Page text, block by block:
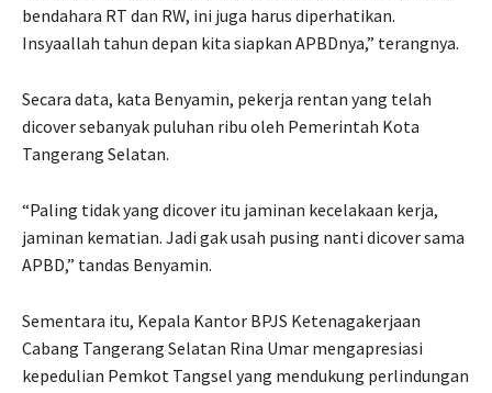
bendahara RT dan RW, ini juga harus diperhatikan.
Insyaallah tahun depan kita siapkan APBDnya,” terangnya.
Secara data, kata Benyamin, pekerja rentan yang telah
dicover sebanyak puluhan ribu oleh Pemerintah Kota
Tangerang Selatan.
“Paling tidak yang dicover itu jaminan kecelakaan kerja,
jaminan kematian. Jadi gak usah pusing nanti dicover sama
APBD,” tandas Benyamin.
Sementara itu, Kepala Kantor BPJS Ketenagakerjaan
Cabang Tangerang Selatan Rina Umar mengapresiasi
kepedulian Pemkot Tangsel yang mendukung perlindungan